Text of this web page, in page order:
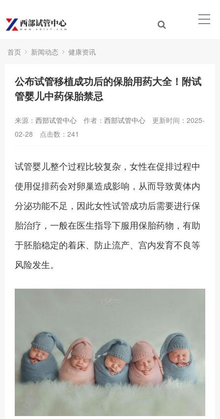
首页 新闻动态 健康资讯
公布试管移植成功后的保胎用药大全！附试
管婴儿中药保胎禁忌
来源： 西部试管中心 作者： 西部试管中心
更新时间：2025-
02-28
点击数： 241
试管婴儿整个过程比较复杂，女性在促排过程中
使用促排药会对卵巢造成影响，从而导致黄体内
分泌功能不足，因此女性试管成功后需要进行保
胎治疗，一般在医生指导下服用保胎药物，有助
于胚胎稳定的着床、防止流产、宫内发育不良等
风险发生。